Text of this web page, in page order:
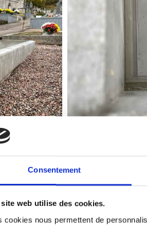
Consentement
site web utilise des cookies.
cookies nous permettent de
monument consiste à remettre